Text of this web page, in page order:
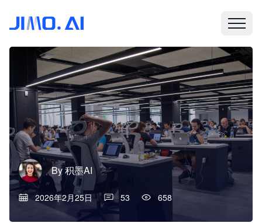
By积墨AI
2026年2月25日 53 658